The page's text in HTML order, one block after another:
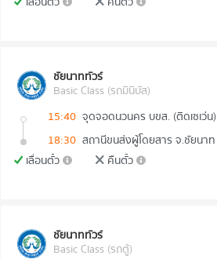
ชัยนาททัวร์
Basic Class (รถมินิบัส)
15:40 จุดจอดนวนคร บขส. (ติดเซเว่น)
18:30 สถานีขนส่งผู้โดยสาร จ.ชัยนาท
เลื่อนตั๋ว
คืนตั๋ว
ชัยนาททัวร์
Basic Class (รถตู้)